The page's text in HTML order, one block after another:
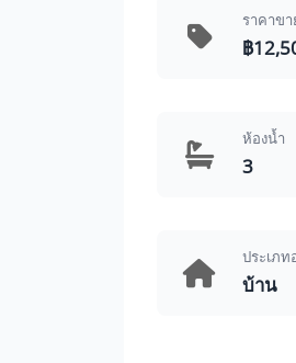
ราคาขา
฿
ห้องน้ำ
3
ประเภ
บ้าน